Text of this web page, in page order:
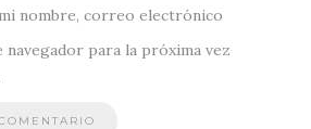
nombre, correo electrónico
navegador para la próxima vez